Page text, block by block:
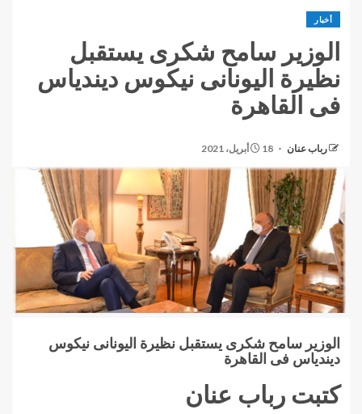
أخبار
الوزير سامح شكرى يستقبل
نظيرة اليونانى نيكوس ديندياس
فى القاهرة
رباب عنان 18 أبريل، 2021
الوزير سامح شكرى يستقبل نظيرة اليونانى نيكوس
ديندياس فى القاهرة
كتبت رباب عنان